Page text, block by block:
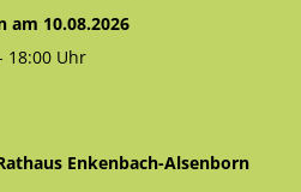
Von 08:30 bis 12:30 Uhr
am 10.08.2026
18:00Uhr
Enkenbach-Alsenborn